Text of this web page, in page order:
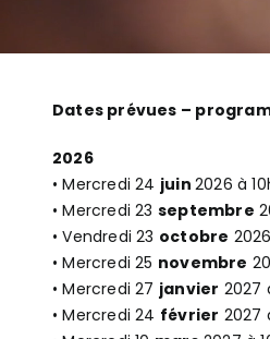
Dates prévues –
2026
• Mercredi 24 juin 2026 à
• Mercredi 23 septembre
• Vendredi 23 octobre
• Mercredi 25 novembre
• Mercredi 27 janvier 2027
• Mercredi 24 février 2027